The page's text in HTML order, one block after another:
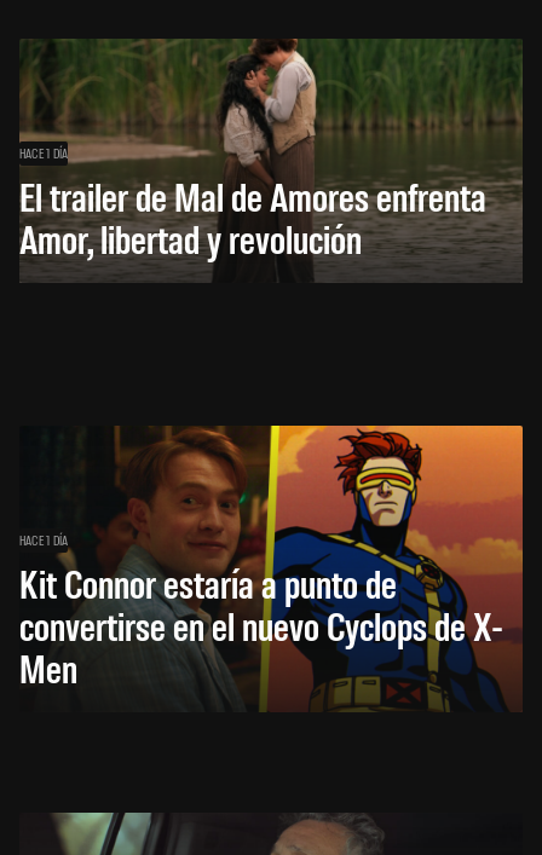
HACE 1 DÍA
El trailer de Mal de Amores enfrenta
Amor, libertad y revolución
HACE 1 DÍA
Kit Connor estaría a punto de
convertirse en el nuevo Cyclops de X-
Men